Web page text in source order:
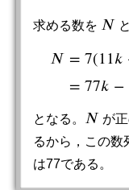
求める数を 𝑁
N
𝑁 = 7(11𝑘
= 77𝑘 −
となる。 𝑁
N が
るから，この
は77である。